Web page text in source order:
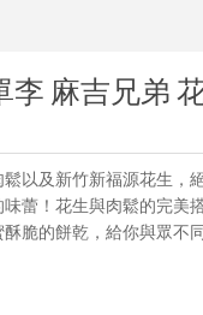
李 麻吉兄弟
鬆以及新竹新福源花生，
蕾！花生與肉鬆的完美
脆的餅乾，給你與眾不